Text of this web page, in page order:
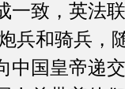
致，英法联
兵和骑兵，
中国皇帝递